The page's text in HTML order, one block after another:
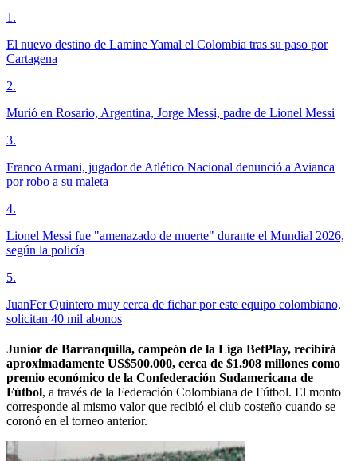
1 .
El nuevo destino de Lamine Yamal el Colombia tras su paso por
Cartagena
2.
Murió en Rosario, Argentina, Jorge Messi, padre de Lionel Messi
3.
Franco Armani, jugador de Atlético Nacional denunció a Avianca
por robo a su maleta
4.
Lionel Messi fue "amenazado de muerte" durante el Mundial 2026,
según la policía
5.
JuanFer Quintero muy cerca de fichar por este equipo colombiano,
solicitan 40 mil abonos
Junior de Barranquilla, campeón de la Liga BetPlay, recibirá
aproximadamente US$500.000, cerca de $1.908 millones como
premio económico de la Confederación Sudamericana de
Fútbol, a través de la Federación Colombiana de Fútbol. El monto
corresponde al mismo valor que recibió el club costeño cuando se
coronó en el torneo anterior.